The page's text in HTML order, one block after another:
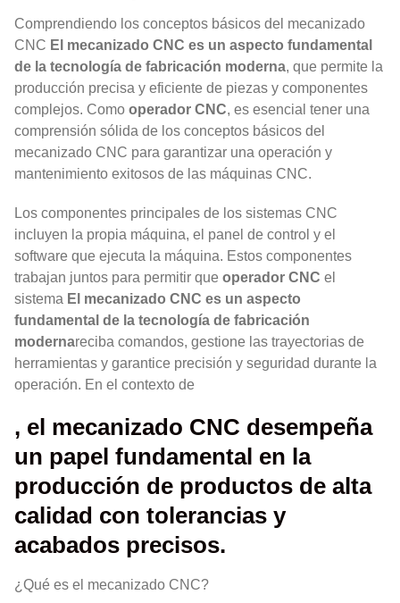
Comprendiendo los conceptos básicos del mecanizado
CNC El mecanizado CNC es un aspecto fundamental
de la tecnología de fabricación moderna, que permite la
producción precisa y eficiente de piezas y componentes
complejos. Como operador CNC, es esencial tener una
comprensión sólida de los conceptos básicos del
mecanizado CNC para garantizar una operación y
mantenimiento exitosos de las máquinas CNC.
Los componentes principales de los sistemas CNC
incluyen la propia máquina, el panel de control y el
software que ejecuta la máquina. Estos componentes
trabajan juntos para permitir que operador CNC el
sistema El mecanizado CNC es un aspecto
fundamental de la tecnología de fabricación
modernareciba comandos, gestione las trayectorias de
herramientas y garantice precisión y seguridad durante la
operación. En el contexto de
, el mecanizado CNC desempeña
un papel fundamental en la
producción de productos de alta
calidad con tolerancias y
acabados precisos.
¿Qué es el mecanizado CNC?